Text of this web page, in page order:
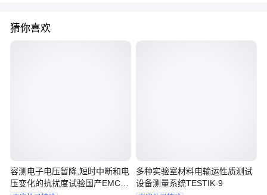
猜你喜欢
容测电子电压暂降,短时中断和电
压变化的抗扰度试验国产EMC设
多种实验室材料电输运性质测试
设备测量系统TESTIK-9